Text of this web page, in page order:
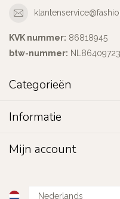
KVK nummer: 86818945
btw-nummer:
Categorieën
Informatie
Mijn account